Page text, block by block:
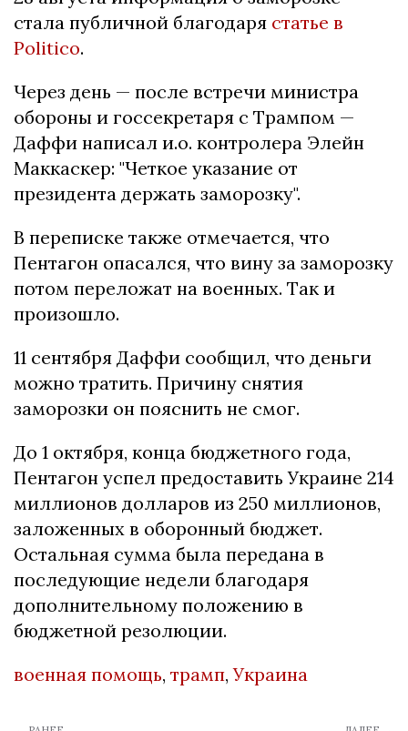
стала публичной благодаря статье в
Politico.
Через день — после встречи министра
обороны и госсекретаря с Трампом —
Даффи написал и.о. контролера Элейн
Маккаскер: "Четкое указание от
президента держать заморозку".
В переписке также отмечается, что
Пентагон опасался, что вину за заморозку
потом переложат на военных. Так и
произошло.
11 сентября Даффи сообщил, что деньги
можно тратить. Причину снятия
заморозки он пояснить не смог.
До 1 октября, конца бюджетного года,
Пентагон успел предоставить Украине 214
миллионов долларов из 250 миллионов,
заложенных в оборонный бюджет.
Остальная сумма была передана в
последующие недели благодаря
дополнительному положению в
бюджетной резолюции.
военная помощь, трамп,Украина